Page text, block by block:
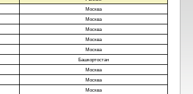
Москва
Москва
Москва
Москва
Москва
Башкортостан
Москва
Москва
Москва